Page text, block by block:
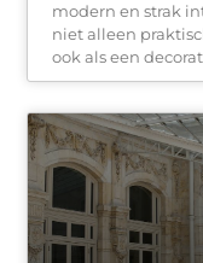
modern en strak
niet alleen
ook als een